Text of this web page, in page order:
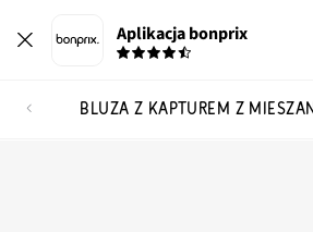
Aplikacja bonprix
BLUZA Z KAPTUREM Z